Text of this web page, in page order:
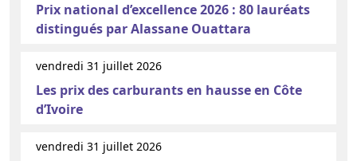
Prix national d’excellence 2026 : 80 lauréats
distingués par Alassane Ouattara
vendredi 31 juillet 2026
Les prix des carburants en hausse en Côte
d’Ivoire
vendredi 31 juillet 2026